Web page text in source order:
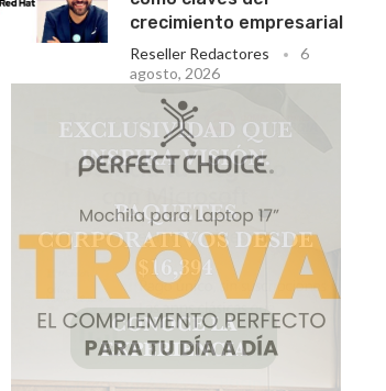
crecimiento empresarial
Reseller Redactores
6
agosto, 2026